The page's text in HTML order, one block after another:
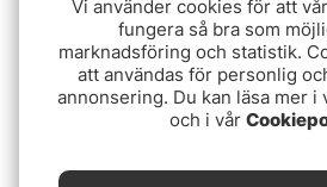
Vi använder cookies för att
fungera så bra som
marknadsföring och statistik.
att användas för personlig
annonsering. Du kan läsa mer i
och i vår